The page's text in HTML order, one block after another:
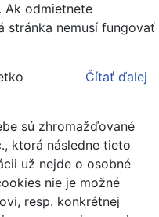
Ak odmietnete
stránka nemusí fungovať
Čítať ďalej
sú zhromažďované
ktorá následne tieto
už nejde o osobné
nie je možné
resp. konkrétnej